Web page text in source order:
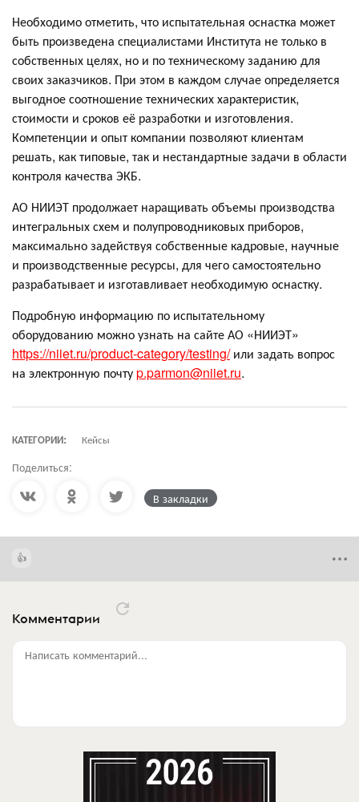
Необходимо отметить, что испытательная оснастка может
быть произведена специалистами Института не только в
собственных целях, но и по техническому заданию для
своих заказчиков. При этом в каждом случае определяется
выгодное соотношение технических характеристик,
стоимости и сроков её разработки и изготовления.
Компетенции и опыт компании позволяют клиентам
решать, как типовые, так и нестандартные задачи в области
контроля качества ЭКБ.
АО НИИЭТ продолжает наращивать объемы производства
интегральных схем и полупроводниковых приборов,
максимально задействуя собственные кадровые, научные
и производственные ресурсы, для чего самостоятельно
разрабатывает и изготавливает необходимую оснастку.
Подробную информацию по испытательному
оборудованию можно узнать на сайте АО «НИИЭТ»
https://niiet.ru/product-category/testing/или задать вопрос
на электронную почтуp.parmon@niiet.ru.
КАТЕГОРИИ: Кейсы
Поделиться:
В закладки
Комментарии
Написать комментарий...